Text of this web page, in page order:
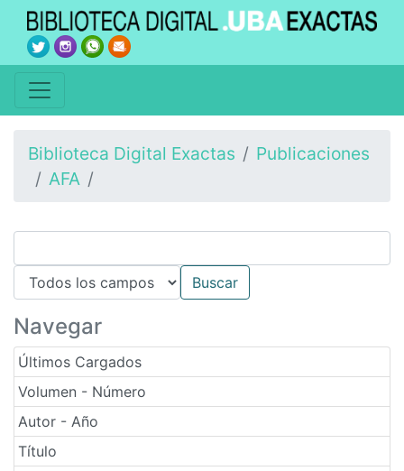
Biblioteca Digital Exactas
Publicaciones
AFA
Navegar
Últimos Cargados
Volumen - Número
Autor - Año
Título